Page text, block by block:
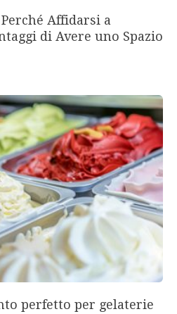
Affidarsi a
di Avere uno Spazio
perfetto per gelaterie